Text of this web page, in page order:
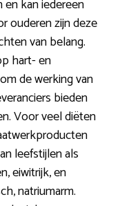
kan iedereen
ouderen zijn deze
van belang.
hart- en
de werking van
bieden
Voor veel diëten
leefstijlen als
eiwitrijk, en
natriumarm.